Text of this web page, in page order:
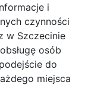
i
czynności
w Szczecinie
osób
do
miejsca